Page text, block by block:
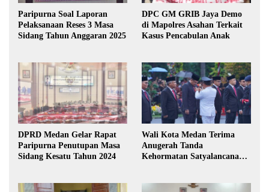
Paripurna Soal Laporan
Pelaksanaan Reses 3 Masa
Sidang Tahun Anggaran 2025
DPC GM GRIB Jaya Demo
di Mapolres Asahan Terkait
Kasus Pencabulan Anak
DPRD Medan Gelar Rapat
Paripurna Penutupan Masa
Sidang Kesatu Tahun 2024
Wali Kota Medan Terima
Anugerah Tanda
Kehormatan Satyalancana